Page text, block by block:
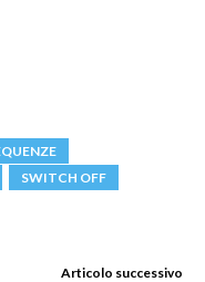
SWITCH OFF
Articolo successivo